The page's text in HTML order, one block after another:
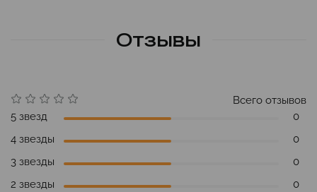
Отзывы
Всего отзывов
5 звезд
0
4 звезды
0
3 звезды
0
2 звезды
0